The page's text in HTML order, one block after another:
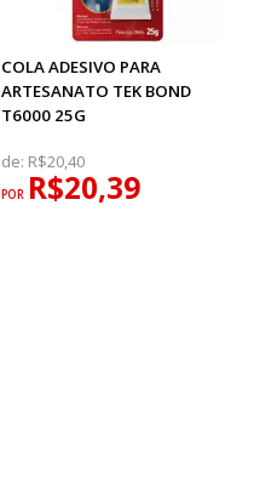
COLA ADESIVO PARA
ARTESANATO TEK BOND
T6000 25G
de: R$20,40
POR R$20,39